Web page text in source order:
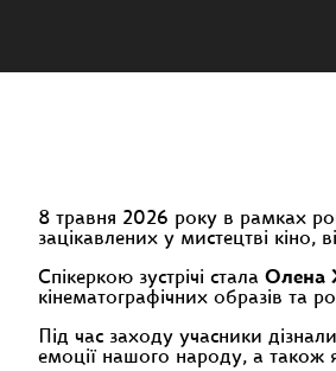
8 травня 2026 року в рамках
зацікавлених у мистецтві кіно,
Спікеркою зустрічі стала Олена
кінематографічних образів та
Під час заходу учасники
емоції нашого народу, а також